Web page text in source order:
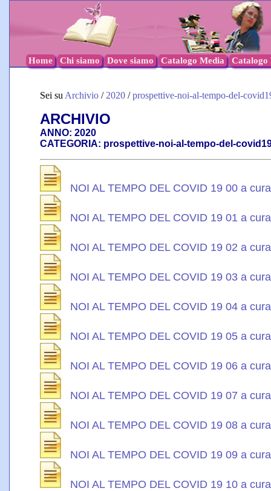
Home Chi siamo Dove siamo Catalogo Media Catalogo
Sei su Archivio / 2020 /prospettive-noi-al-tempo-del-
ARCHIVIO
ANNO: 2020
CATEGORIA: prospettive-noi-al-tempo-del-
NOI AL TEMPO DEL COVID 19 00 a
NOI AL TEMPO DEL COVID 19 01 a
NOI AL TEMPO DEL COVID 19 02 a
NOI AL TEMPO DEL COVID 19 03 a
NOI AL TEMPO DEL COVID 19 04 a
NOI AL TEMPO DEL COVID 19 05 a
NOI AL TEMPO DEL COVID 19 06 a
NOI AL TEMPO DEL COVID 19 07 a
NOI AL TEMPO DEL COVID 19 08 a
NOI AL TEMPO DEL COVID 19 09 a
NOI AL TEMPO DEL COVID 19 10 a